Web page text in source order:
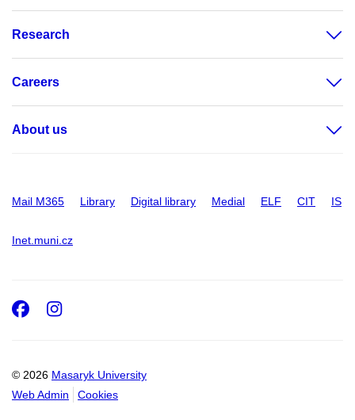
Research
Careers
About us
Mail M365 Library Digital library Medial ELF CIT IS
Inet.muni.cz
© 2026 Masaryk University
Web Admin
Cookies
Facebook
Instagram